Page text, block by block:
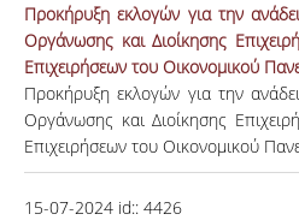
Προκήρυξη εκλογών για την
Οργάνωσης και Διοίκησης
Επιχειρήσεων του Οικονομικού
Προκήρυξη εκλογών για την
Οργάνωσης και Διοίκησης
Επιχειρήσεων του Οικονομικού
15-07-2024 id:: 4426